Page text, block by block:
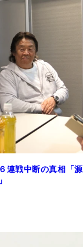
連戦中断の真相「源